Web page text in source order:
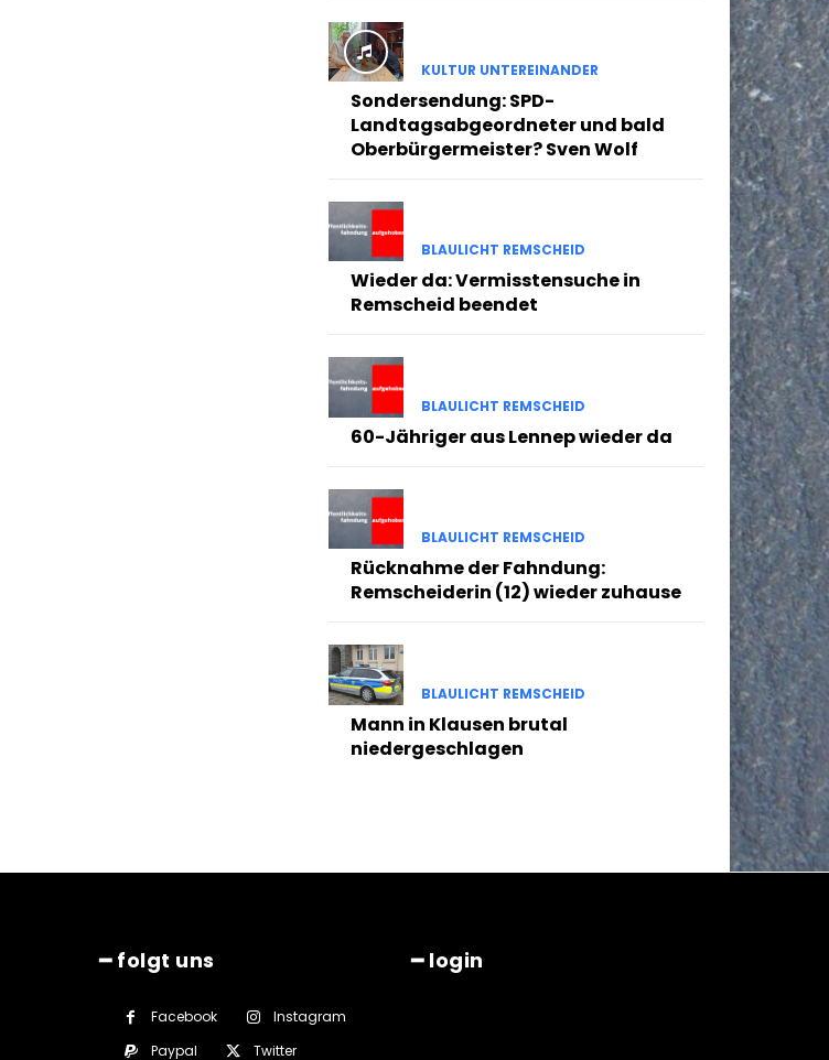
KULTUR UNTEREINANDER
Sondersendung: SPD-
Landtagsabgeordneter und bald
Oberbürgermeister? Sven Wolf
BLAULICHT REMSCHEID
Wieder da: Vermisstensuche in
Remscheid beendet
BLAULICHT REMSCHEID
60-Jähriger aus Lennep wieder da
BLAULICHT REMSCHEID
Rücknahme der Fahndung:
Remscheiderin (12) wieder zuhause
BLAULICHT REMSCHEID
Mann in Klausen brutal
niedergeschlagen
━ folgt uns
Facebook
Instagram
Paypal
Twitter
━ login